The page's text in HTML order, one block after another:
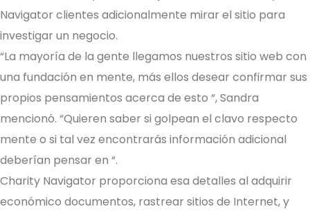
Navigator clientes adicionalmente mirar el sitio para
investigar un negocio.
“La mayoría de la gente llegamos nuestros sitio web con
una fundación en mente, más ellos desear confirmar sus
propios pensamientos acerca de esto “, Sandra
mencionó. “Quieren saber si golpean el clavo respecto
mente o si tal vez encontrarás información adicional
deberían pensar en “.
Charity Navigator proporciona esa detalles al adquirir
económico documentos, rastrear sitios de Internet, y